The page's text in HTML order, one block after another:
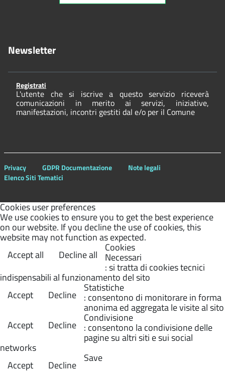
Newsletter
Registrati
L'utente che si iscrive a questo servizio riceverà
comunicazioni in merito ai servizi, iniziative,
manifestazioni, incontri gestiti dal e/o per il Comune
Privacy GDPR Documentazione
Note legali
Elenco Siti Tematici
Cookies user preferences
We use cookies to ensure you to get the best experience
on our website. If you decline the use of cookies, this
website may not function as expected.
Accept all
Decline all
Cookies
Necessari
: si tratta di cookies tecnici
indispensabili al funzionamento del sito
Accept
Decline
Statistiche
: consentono di monitorare in forma
anonima ed aggregata le visite al sito
Accept
Decline
Condivisione
: consentono la condivisione delle
pagine su altri siti e sui social
networks
Accept
Decline
Save